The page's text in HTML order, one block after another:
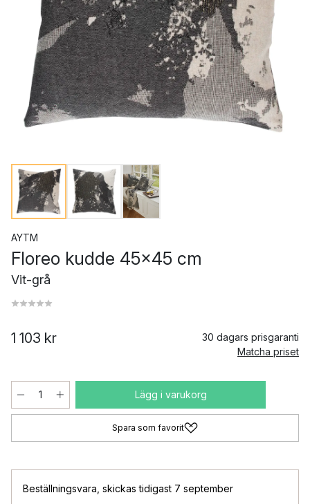
AYTM
Floreo kudde 45x45 cm
Vit-grå
1 103 kr
30 dagars prisgaranti
Matcha priset
Lägg i varukorg
Spara som favorit
Beställningsvara skickas tidigast 7 september